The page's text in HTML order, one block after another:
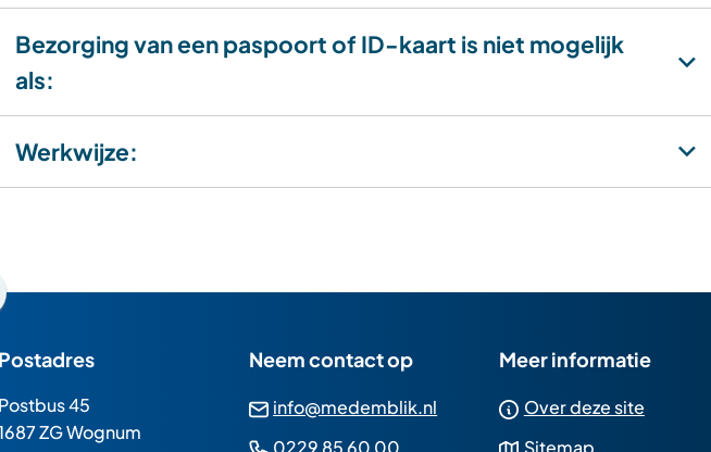
Bezorging van een paspoort of ID-kaart is niet mogelijk
als:
Werkwijze:
Postadres
Postbus 45
ZG Wognum
Neem contact op
info@medemblik.nl (Verwijst
Meer informatie
Over deze site